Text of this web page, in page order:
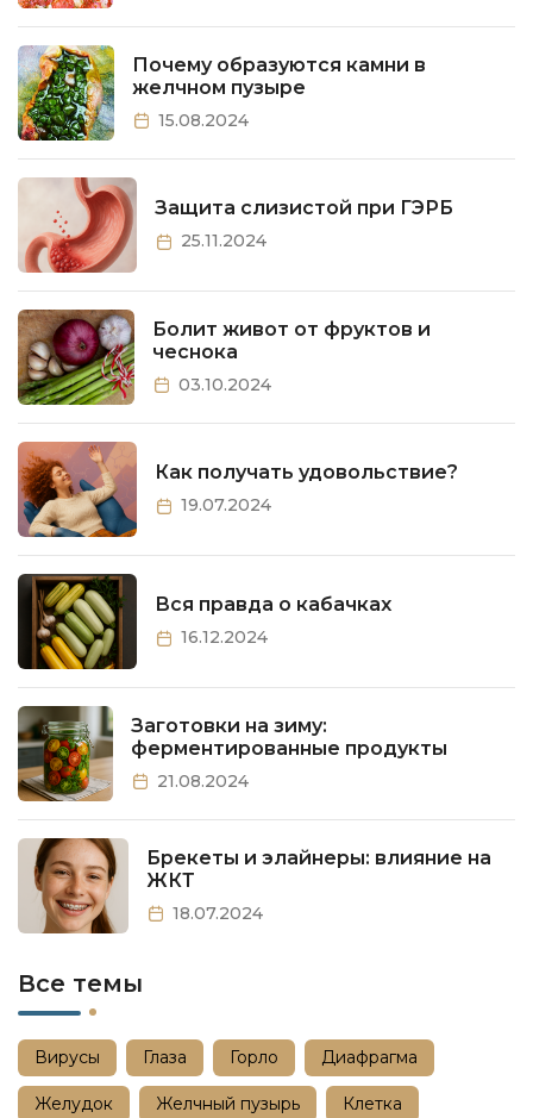
Почему образуются камни в
желчном пузыре
15.08.2024
Защита слизистой при ГЭРБ
25.11.2024
Болит живот от фруктов и
чеснока
03.10.2024
Как получать удовольствие?
19.07.2024
Вся правда о кабачках
16.12.2024
Заготовки на зиму:
ферментированные продукты
21.08.2024
Брекеты и элайнеры: влияние на
ЖКТ
18.07.2024
Все темы
Вирусы Глаза Горло Диафрагма
Желудок Желчный пузырь Клетка